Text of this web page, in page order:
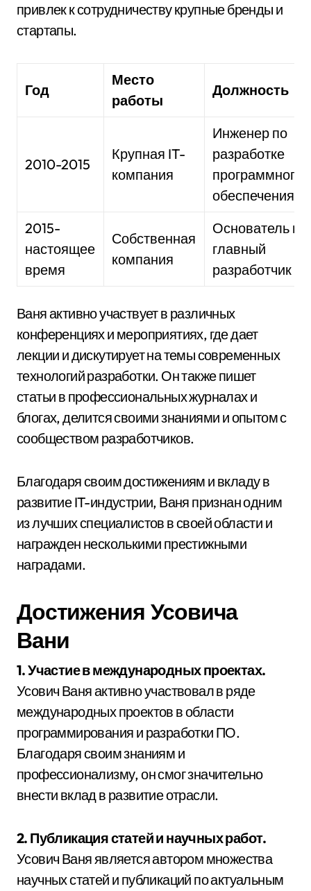
привлек к сотрудничеству крупные бренды и
стартапы.
Год
Место
работы
Должность
2010-2015
Крупная IT-
компания
Инженер по
разработке
программного
обеспечения
2015-
настоящее
время
Собственная
компания
Основатель и
главный
разработчик
Ваня активно участвует в различных
конференциях и мероприятиях, где дает
лекции и дискутирует на темы современных
технологий разработки. Он также пишет
статьи в профессиональных журналах и
блогах, делится своими знаниями и опытом с
сообществом разработчиков.
Благодаря своим достижениям и вкладу в
развитие IT-индустрии, Ваня признан одним
из лучших специалистов в своей области и
награжден несколькими престижными
наградами.
Достижения Усовича
Вани
1. Участие в международных проектах.
Усович Ваня активно участвовал в ряде
международных проектов в области
программирования и разработки ПО.
Благодаря своим знаниям и
профессионализму, он смог значительно
внести вклад в развитие отрасли.
2. Публикация статей и научных работ.
Усович Ваня является автором множества
научных статей и публикаций по актуальным